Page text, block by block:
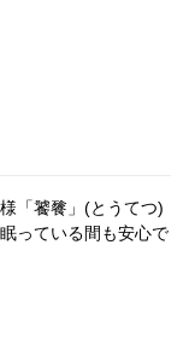
「饕餮」(とうてつ)
っている間も安心で